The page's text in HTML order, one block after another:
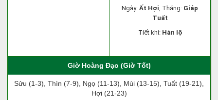
Ngày: Ất Hợi, Tháng: Giáp
Tuất
Tiết khí: Hàn lộ
Giờ Hoàng Đạo (Giờ Tốt)
Sửu (1-3), Thìn (7-9), Ngọ (11-13), Mùi (13-15), Tuất (19-21),
Hợi (21-23)